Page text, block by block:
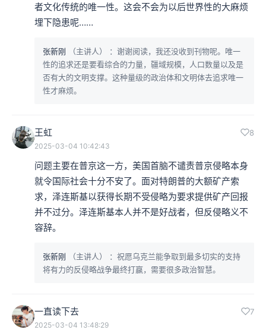
者文化传统的唯一性。这会不会为以后世界性的大麻烦
埋下隐患呢……
张新刚 （主讲人）
：谢谢阅读，我还没收到刊物呢。唯一
性的追求还是要看综合的力量，疆域规模，人口数量以及是
否有大的文明支撑。这种量级的政治体和文明体去追求唯一
性才麻烦。
王虹 8
2025-03-04 10:42:43
问题主要在普京这一方，美国首脑不谴责普京侵略本身
就令国际社会十分不安了。面对特朗普的大额矿产索
求，泽连斯基以获得长期不受侵略为要求提供矿产回报
并不过分。泽连斯基本人并不是好战者，但反侵略义不
容辞。
张新刚 （主讲人）
：祝愿乌克兰能争取到最多切实的支持
将有力的反侵略战争最终打赢，需要很多政治智慧。
一直读下去 7
2025-03-04 13:48:29